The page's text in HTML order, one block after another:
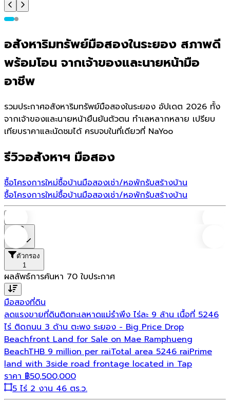
อสังหาริมทรัพย์มือสองในระยอง สภาพดี
พร้อมโอน จากเจ้าของและนายหน้ามือ
อาชีพ
รวมประกาศอสังหาริมทรัพย์มือสองในระยอง อัปเดต 2026 ทั้ง
จากเจ้าของและนายหน้ายืนยันตัวตน ทำเลหลากหลาย เปรียบ
เทียบราคาและนัดชมได้ ครบจบในที่เดียวที่ NaYoo
รีวิวอสังหาฯ มือสอง
ซื้อโครงการใหม่ซื้อบ้านมือสองเช่า/หอพักรับสร้างบ้าน
ซื้อโครงการใหม่ซื้อบ้านมือสองเช่า/หอพักรับสร้างบ้าน
ตัวกรอง
1
ผลลัพธ์การค้นหา 70 ใบประกาศ
มือสองที่ดิน
ลดแรงขายที่ดินติดทะเลหาดแม่รำพึง ไร่ละ 9 ล้าน เนื้อที่ 5246
ไร่ ติดถนน 3 ด้าน ตะพง ระยอง - Big Price Drop
Beachfront Land for Sale on Mae Ramphueng
BeachTHB 9 million per raiTotal area 5246 raiPrime
land with 3side road frontage located in Tap
ราคา ฿50,500,000
5 ไร่ 2 งาน 46 ตร.ว.